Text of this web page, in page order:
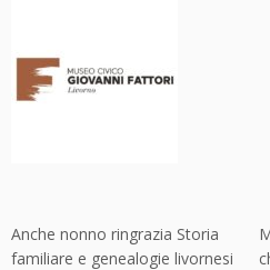
Anche nonno ringrazia Storia
familiare e genealogie livornesi